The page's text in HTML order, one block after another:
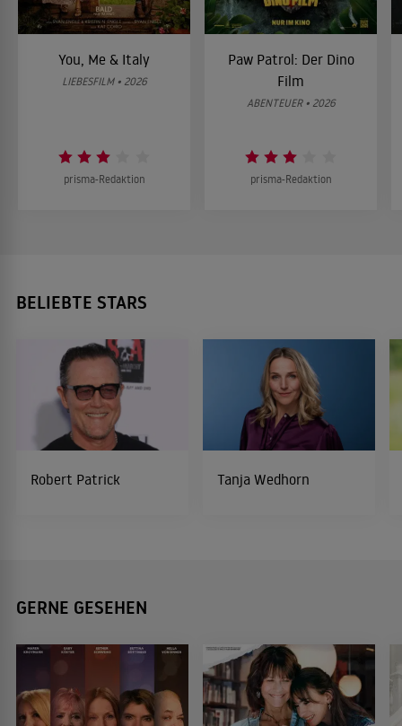
You, Me & Italy
LIEBESFILM • 2026
prisma-Redaktion
Paw Patrol: Der Dino
Film
ABENTEUER • 2026
prisma-Redaktion
BELIEBTE STARS
Robert Patrick Tanja Wedhorn
GERNE GESEHEN